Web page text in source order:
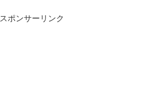
スポンサーリンク